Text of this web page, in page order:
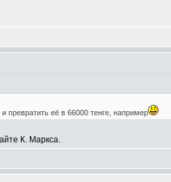
превратить её в 66000 тенге, например
К. Маркса.